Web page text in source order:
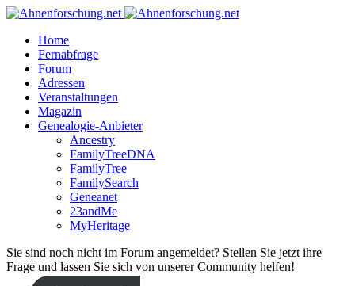
Home
Fernabfrage
Forum
Adressen
Veranstaltungen
Magazin
Genealogie-Anbieter
Ancestry
FamilyTreeDNA
FamilyTree
FamilySearch
Geneanet
23andMe
MyHeritage
Sie sind noch nicht im Forum angemeldet? Stellen Sie jetzt ihre
Frage und lassen Sie sich von unserer Community helfen!